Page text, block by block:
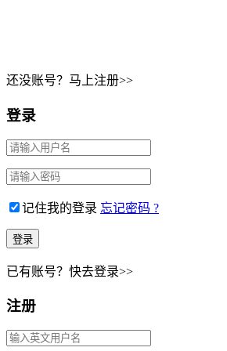
还没账号？马上注册>>
登录
记住我的登录 忘记密码 ?
已有账号？快去登录>>
注册